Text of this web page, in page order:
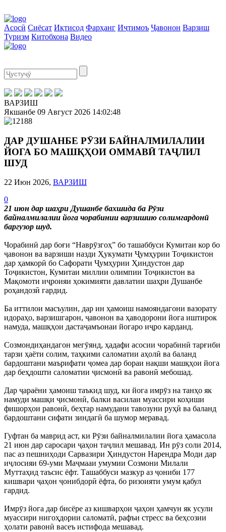
Асосӣ Сиёсат Иқтисод Фарҳанг Иҷтимоъ Ҷавонон Варзиш
Туризм Китобхона Видео
ВАРЗИШ
Якшанбе 09 Август 2026 14:02:48
ДАР ДУШАНБЕ РӮЗИ БАЙНАЛМИЛАЛИИ
ЙОГА БО МАШҚҲОИ ОММАВӢ ТАҶЛИЛ
ШУД
22 Июн 2026, ВАРЗИШ
0
21 июн дар шаҳри Душанбе бахшида ба Рӯзи
байналмилалии йога чорабинии варзишию солимгардонӣ
баргузор шуд.
Чорабинӣ дар боғи “Наврӯзгоҳ” бо ташаббуси Кумитаи кор бо
ҷавонон ва варзиши назди Ҳукумати Ҷумҳурии Тоҷикистон
дар ҳамкорӣ бо Сафорати Ҷумҳурии Ҳиндустон дар
Тоҷикистон, Кумитаи миллии олимпии Тоҷикистон ва
Мақомоти иҷроияи ҳокимияти давлатии шаҳри Душанбе
роҳандозӣ гардид.
Ба иттилои масъулин, дар ин ҳамоиш намояндагони вазорату
идораҳо, варзишгарон, ҷавонон ва ҳаводорони йога иштирок
намуда, машқҳои дастаҷамъонаи йогаро иҷро карданд.
Созмондиҳандагон мегӯянд, ҳадафи асосии чорабинӣ тарғиби
тарзи ҳаёти солим, таҳкими саломатии аҳолӣ ва баланд
бардоштани маърифати ҷомеа дар бораи нақши машқҳои йога
дар беҳдошти саломатии ҷисмонӣ ва равонӣ мебошад.
Дар ҷараёни ҳамоиш таъкид шуд, ки йога имрӯз на танҳо як
намуди машқи ҷисмонӣ, балки василаи муассири коҳиши
фишорҳои равонӣ, беҳтар намудани тавозуни руҳӣ ва баланд
бардоштани сифати зиндагӣ ба шумор меравад.
Гуфтан ба маврид аст, ки Рӯзи байналмилалии йога ҳамасола
21 июн дар саросари ҷаҳон таҷлил мешавад. Ин рӯз соли 2014,
пас аз пешниҳоди Сарвазири Ҳиндустон Нарендра Моди дар
иҷлосияи 69-уми Маҷмааи умумии Созмони Милали
Муттаҳид таъсис ёфт. Ташаббуси мазкур аз ҷониби 177
кишвари ҷаҳон ҷонибдорӣ ёфта, бо ризоияти умум қабул
гардид.
Имрӯз йога дар бисёре аз кишварҳои ҷаҳон ҳамчун як усули
муассири нигоҳдории саломатӣ, рафъи стресс ва беҳсозии
ҳолати равонӣ васеъ истифода мешавад.